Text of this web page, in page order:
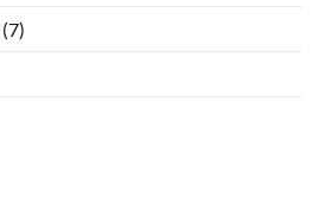
(7)